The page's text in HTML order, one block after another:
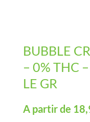
BUBBLE
– 0% THC
LE GR
A partir de